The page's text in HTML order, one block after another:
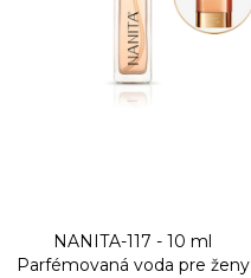
NANITA-117 - 10 ml
Parfémovaná voda pre ženy